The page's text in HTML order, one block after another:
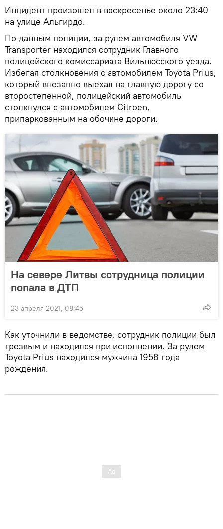
Инцидент произошел в воскресенье около 23:40
на улице Альгирдо.
По данным полиции, за рулем автомобиля VW
Transporter находился сотрудник Главного
полицейского комиссариата Вильнюсского уезда.
Избегая столкновения с автомобилем Toyota Prius,
который внезапно выехал на главную дорогу со
второстепенной, полицейский автомобиль
столкнулся с автомобилем Citroen,
припаркованным на обочине дороги.
На севере Литвы сотрудница полиции
попала в ДТП
23 апреля 2021, 08:45
Как уточнили в ведомстве, сотрудник полиции был
трезвым и находился при исполнении. За рулем
Toyota Prius находился мужчина 1958 года
рождения.